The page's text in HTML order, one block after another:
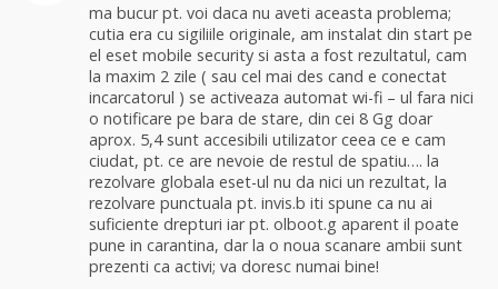
ma bucur pt. voi daca nu aveti aceasta problema;
cutia era cu sigiliile originale, am instalat din start pe
el eset mobile security si asta a fost rezultatul, cam
la maxim 2 zile ( sau cel mai des cand e conectat
incarcatorul ) se activeaza automat wi-fi – ul fara nici
o notificare pe bara de stare, din cei 8 Gg doar
aprox. 5,4 sunt accesibili utilizator ceea ce e cam
ciudat, pt. ce are nevoie de restul de spatiu…. la
rezolvare globala eset-ul nu da nici un rezultat, la
rezolvare punctuala pt. invis.b iti spune ca nu ai
suficiente drepturi iar pt. olboot.g aparent il poate
pune in carantina, dar la o noua scanare ambii sunt
prezenti ca activi; va doresc numai bine!